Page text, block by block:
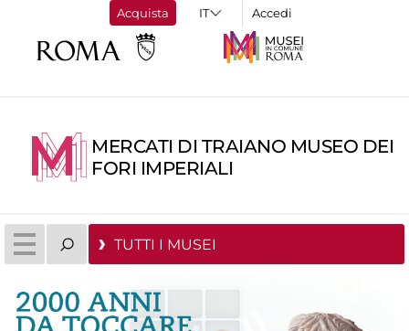
Acquista Accedi
MERCATI DI TRAIANO MUSEO DEI
FORI IMPERIALI
TUTTI I MUSEI